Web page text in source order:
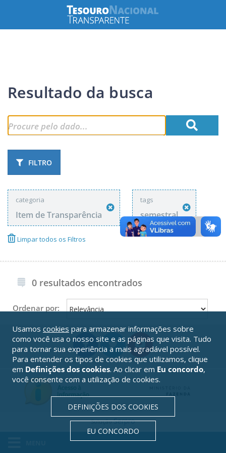
Resultado da busca
FILTRO
categoria
Item de Transparência
tags
semestral
Limpar todos os Filtros
0 resultados encontrados
Ordenar por:
SoluçãoSerpro
Usamos cookies para armazenar informações sobre
como você usa o nosso site e as páginas que visita. Tudo
para tornar sua experiência a mais agradável possível.
Para entender os tipos de cookies que utilizamos, clique
em Definições dos cookies. Ao clicar em Eu concordo,
você consente com a utilização de cookies.
DEFINIÇÕES DOS COOKIES
EU CONCORDO